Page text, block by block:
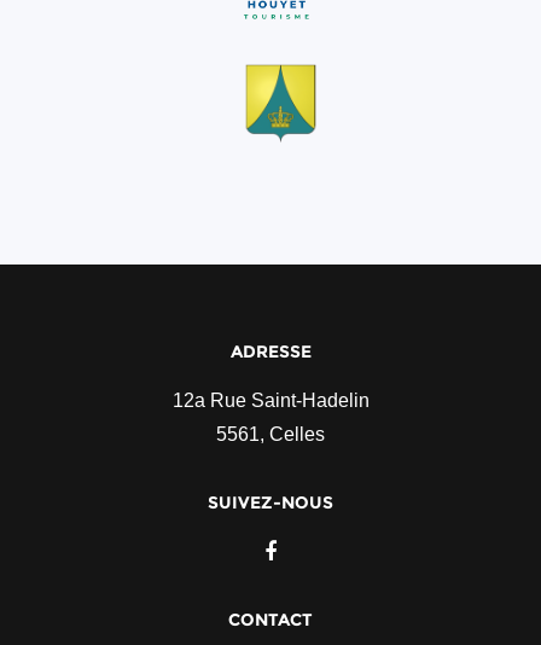
ADRESSE
12a Rue Saint-Hadelin
5561, Celles
SUIVEZ-NOUS
CONTACT